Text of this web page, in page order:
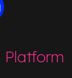
Platform